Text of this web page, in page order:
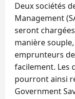
Deux sociétés
Management
seront
manière
emprunteurs
facilement. Les
pourront ainsi
Government